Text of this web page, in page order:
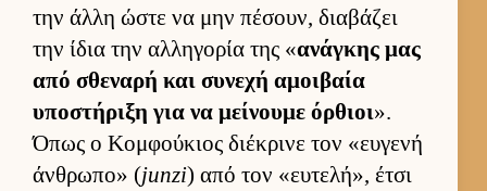
την άλλη ώστε να μην πέσουν, δια­βάζει
την ίδια την αλ­ληγορία της «ανάγκης μας
από σθεναρή και συνεχή αμοι­βαία
υποστήριξη για να μεί­νουμε όρ­θιοι».
Όπως ο Κομ­φού­κιος διέκρινε τον «ευ­γενή
άν­θρωπο» (junzi) από τον «ευ­τελή», έτσι